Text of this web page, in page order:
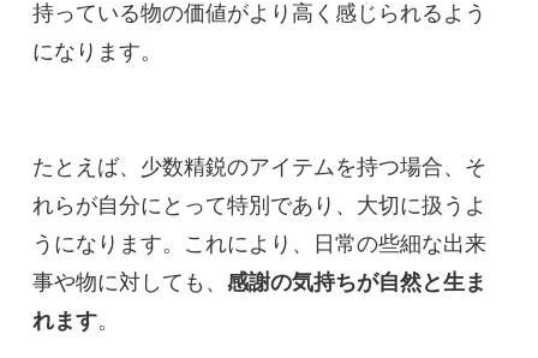
持っている物の価値がより高く感じられるよう
になります。
たとえば、少数精鋭のアイテムを持つ場合、そ
れらが自分にとって特別であり、大切に扱うよ
うになります。これにより、日常の些細な出来
事や物に対しても、 感謝の気持ちが自然と生ま
れます。